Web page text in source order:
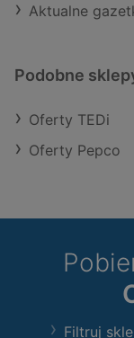
Aktualne
Podobne
Oferty TEDi
Oferty Pepco
Filtruj